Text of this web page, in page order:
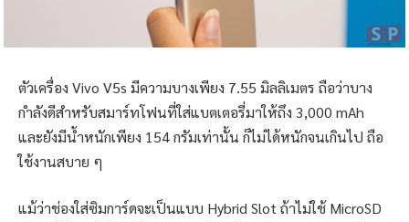
ตัวเครื่อง Vivo V5s มีความบางเพียง 7.55 มิลลิเมตร ถือว่าบาง
กำลังดีสำหรับสมาร์ทโฟนที่ใส่แบตเตอรี่มาให้ถึง 3,000 mAh
และยังมีน้ำหนักเพียง 154 กรัมเท่านั้น ก็ไม่ได้หนักจนเกินไป ถือ
ใช้งานสบาย ๆ
แม้ว่าช่องใส่ซิมการ์ดจะเป็นแบบ Hybrid Slot ถ้าไม่ใช้ MicroSD